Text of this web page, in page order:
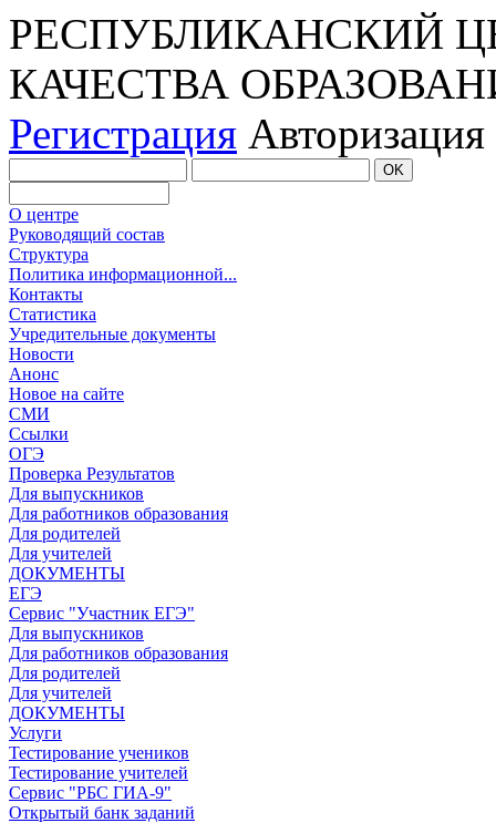
РЕСПУБЛИКАНСКИЙ
КАЧЕСТВА
Регистрация Авторизация
О центре
Руководящий состав
Структура
Политика информационной...
Контакты
Статистика
Учредительные документы
Новости
Анонс
Новое на сайте
СМИ
Ссылки
ОГЭ
Проверка Результатов
Для выпускников
Для работников образования
Для родителей
Для учителей
ДОКУМЕНТЫ
ЕГЭ
Сервис "Участник ЕГЭ"
Для выпускников
Для работников образования
Для родителей
Для учителей
ДОКУМЕНТЫ
Услуги
Тестирование учеников
Тестирование учителей
Сервис "РБС ГИА-9"
Открытый банк заданий